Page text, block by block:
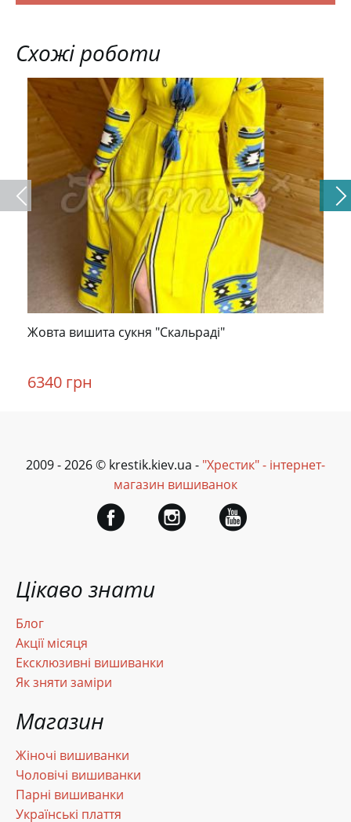
Схожі роботи
Жовта вишита сукня "Скальраді"
6340 грн
Цікаво знати
Блог
Акції місяця
Ексклюзивні вишиванки
Як зняти заміри
Магазин
Жіночі вишиванки
Чоловічі вишиванки
Парні вишиванки
Українські плаття
2009 - 2026 © krestik.kiev.ua - "Хрестик" - інтернет-
магазин вишиванок